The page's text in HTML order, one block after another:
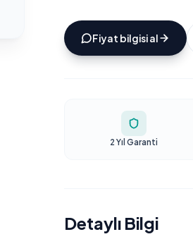
Fiyat bilgisi al
2 Yıl Garanti
Detaylı Bilgi